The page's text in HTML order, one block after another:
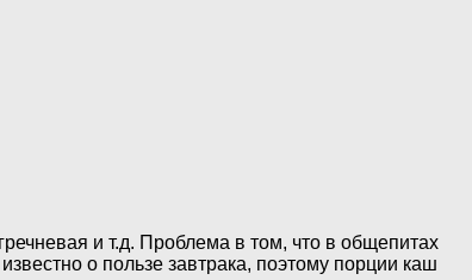
и т.д. Проблема в том, что в общепитах
о пользе завтрака, поэтому порции каш